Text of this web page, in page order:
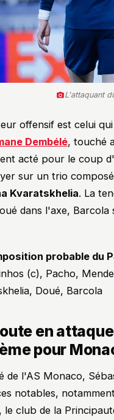
L'attaquant
offensif est celui
Dembélé, touché
acté pour le coup
sur un trio
Kvaratskhelia. La
dans l'axe,
probable du
(c), Pacho,
Doué, Barcola
en
pour
de l'AS Monaco,
notables,
le club de la